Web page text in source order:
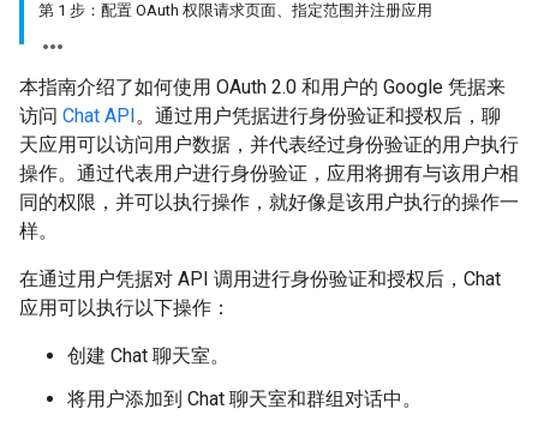
第 1 步：配置 OAuth 权限请求页面、指定范围并注册应用
本指南介绍了如何使用 OAuth 2.0 和用户的 Google 凭据来
访问 Chat API。通过用户凭据进行身份验证和授权后，聊
天应用可以访问用户数据，并代表经过身份验证的用户执行
操作。通过代表用户进行身份验证，应用将拥有与该用户相
同的权限，并可以执行操作，就好像是该用户执行的操作一
样。
在通过用户凭据对 API 调用进行身份验证和授权后，Chat
应用可以执行以下操作：
创建 Chat 聊天室。
将用户添加到 Chat 聊天室和群组对话中。